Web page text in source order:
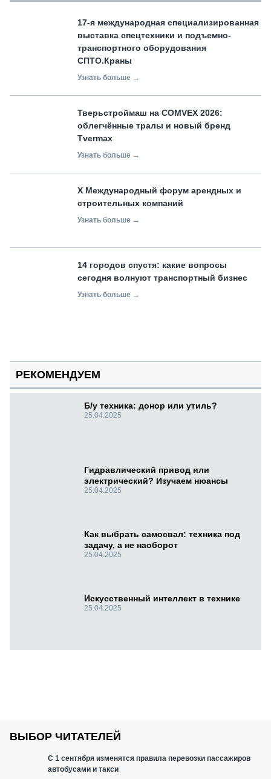
17-я международная специализированная
выставка спецтехники и подъемно-
транспортного оборудования
СПТО.Краны
Узнать больше →
Тверьстроймаш на COMVEX 2026:
облегчённые тралы и новый бренд
Tvermax
Узнать больше →
X Международный форум арендных и
строительных компаний
Узнать больше →
14 городов спустя: какие вопросы
сегодня волнуют транспортный бизнес
Узнать больше →
РЕКОМЕНДУЕМ
Б/у техника: донор или утиль?
25.04.2025
Гидравлический привод или
электрический? Изучаем нюансы
25.04.2025
Как выбрать самосвал: техника под
задачу, а не наоборот
25.04.2025
Искусственный интеллект в технике
25.04.2025
ВЫБОР ЧИТАТЕЛЕЙ
С 1 сентября изменятся правила перевозки пассажиров
автобусами и такси